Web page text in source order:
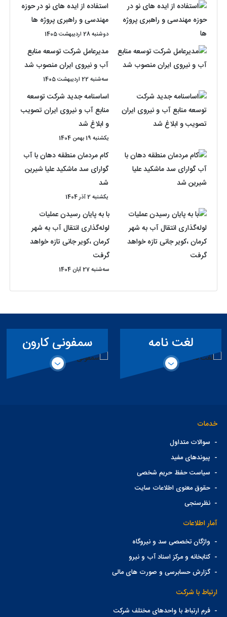
استفاده از ایده های نو در حوزه
مهندسی و راهبری پروژه ها
دوشنبه 28 اردیبهشت 1405
مدیرعامل شرکت توسعه منابع
آب و نیروی ایران منصوب شد
سه‌شنبه 22 اردیبهشت 1405
اساسنامه جدید شرکت توسعه
منابع آب و نیروی ایران تصویب
و ابلاغ شد
یکشنبه 19 بهمن 1404
کام مردمان منطقه دهان با آب
گوارای سد ماشکید علیا شیرین
شد
یکشنبه 2 آذر 1404
با به پایان رسیدن عملیات
لوله‌گذاری انتقال آب به شهر
کرمان ،کویر جانی تازه خواهد
گرفت
سه‌شنبه 27 آبان 1404
لغت نامه
تخصصی سد
سمفونی کارون
خدمات
- سوالات متداول
- پیوندهای مفید
- سیاست حفظ حریم شخصی
-حقوق معنوی اطلاعات سایت
-نظرسنجی
آمار اطلاعات
- واژگان تخصصی سد و نیروگاه
-کتابخانه و مرکز اسناد آب و نیرو
-گزارش حسابرسی و صورت های مالی
ارتباط با شرکت
-فرم ارتباط با واحدهای مختلف شرکت